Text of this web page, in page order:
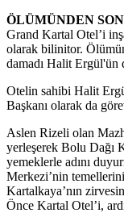
ÖLÜMÜNDEN
Grand Kartal Otel’i
olarak bilinitor.
damadı Halit Ergül'ün
Otelin sahibi Halit
Başkanı olarak da
Aslen Rizeli olan
yerleşerek Bolu Dağı
yemeklerle adını
Merkezi’nin
Kartalkaya’nın
Önce Kartal Otel’i,